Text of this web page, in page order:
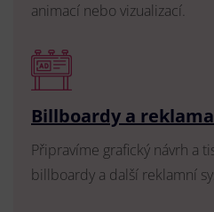
animací nebo vizualizací.
Billboardy a reklama
Připravíme grafický návrh a
billboardy a další reklamní